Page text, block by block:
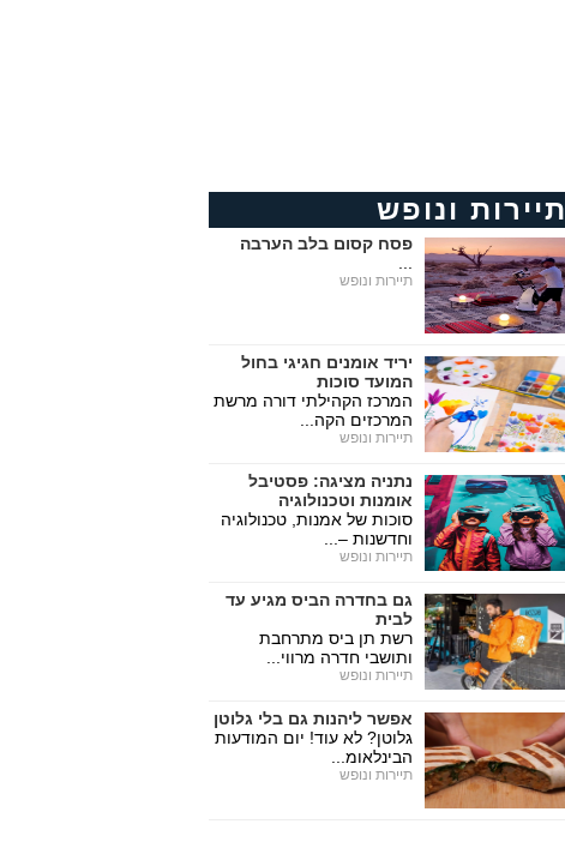
תיירות ונופש
פסח קסום בלב הערבה
תיירות ונופש
יריד אומנים חגיגי בחול
המועד סוכות
המרכז הקהילתי דורה מרשת
המרכזים הקה...
תיירות ונופש
נתניה מציגה: פסטיבל
אומנות וטכנולוגיה
סוכות של אמנות, טכנולוגיה
וחדשנות –...
תיירות ונופש
גם בחדרה הביס מגיע עד
לבית
רשת תן ביס מתרחבת
ותושבי חדרה מרווי...
תיירות ונופש
אפשר ליהנות גם בלי גלוטן
גלוטן? לא עוד! יום המודעות
הבינלאומ...
תיירות ונופש